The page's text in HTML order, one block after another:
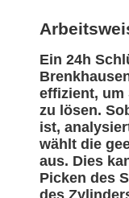
Ein 24h
effizient, um
zu lösen.
ist,
wählt die
aus. Dies
Picken des